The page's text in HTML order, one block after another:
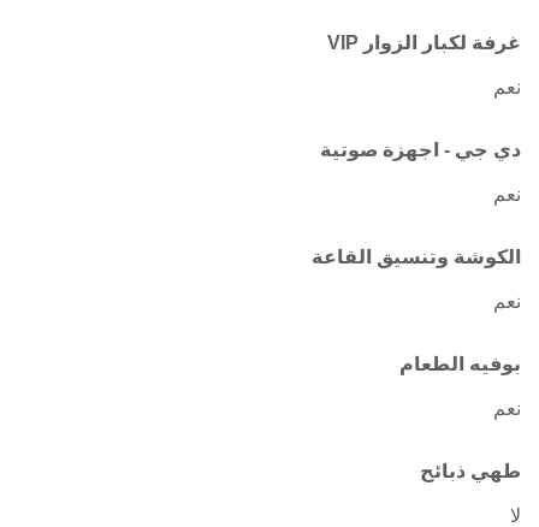
غرفة لكبار الزوار VIP
نعم
دي جي - اجهزة صوتية
نعم
الكوشة وتنسيق القاعة
نعم
بوفيه الطعام
نعم
طهي ذبائح
لا